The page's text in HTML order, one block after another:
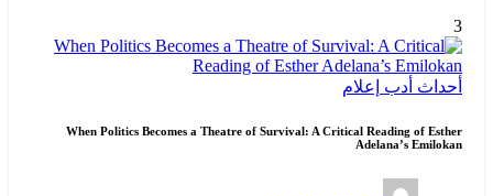
3
أحداث أدب إعلام
When Politics Becomes a Theatre of Survival: A Critical Reading of Esther
Adelana’s Emilokan